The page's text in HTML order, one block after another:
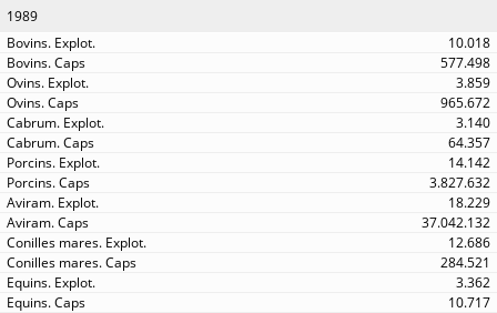
1989
10.018
577.498
3.859
965.672
3.140
64.357
14.142
3.827.632
18.229
37.042.132
12.686
284.521
3.362
10.717